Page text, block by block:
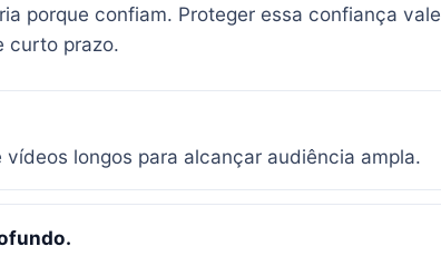
porque confiam. Proteger essa confiança vale
curto prazo.
longos para alcançar audiência ampla.